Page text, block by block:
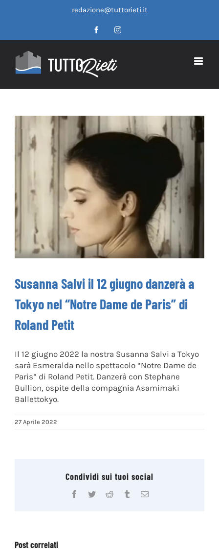
redazione@tuttorieti.it
FacebookInstagram
Susanna Salvi il 12 giugno danzerà a
Tokyo nel “Notre Dame de Paris” di
Roland Petit
Il 12 giugno 2022 la nostra Susanna Salvi a Tokyo
sarà Esmeralda nello spettacolo “Notre Dame de
Paris” di Roland Petit. Danzerà con Stephane
Bullion, ospite della compagnia Asamimaki
Ballettokyo.
27 Aprile 2022
Condividi sui tuoi social
Facebook
TwitterReddit TumblrEmail
Post correlati